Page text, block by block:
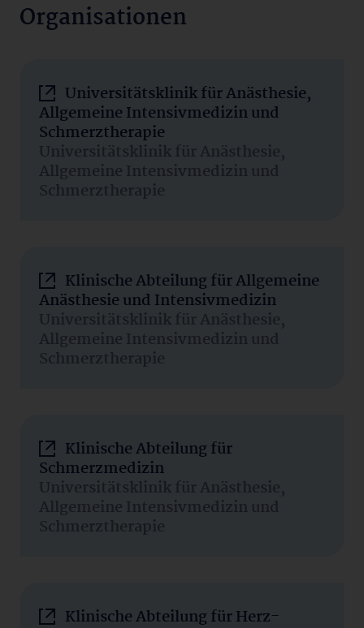
Organisationen
Universitätsklinik für Anästhesie,
Allgemeine Intensivmedizin und
Schmerztherapie
Universitätsklinik für Anästhesie,
Allgemeine Intensivmedizin und
Schmerztherapie
Klinische Abteilung für Allgemeine
Anästhesie und Intensivmedizin
Universitätsklinik für Anästhesie,
Allgemeine Intensivmedizin und
Schmerztherapie
Klinische Abteilung für
Schmerzmedizin
Universitätsklinik für Anästhesie,
Allgemeine Intensivmedizin und
Schmerztherapie
Klinische Abteilung für Herz-